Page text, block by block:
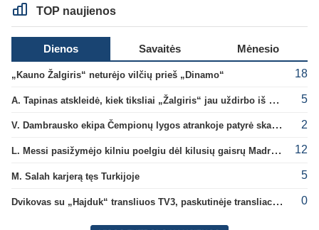
TOP naujienos
Dienos Savaitės Mėnesio
„Kauno Žalgiris“ neturėjo vilčių prieš „Dinamo“ 18
A. Tapinas atskleidė, kiek tiksliai „Žalgiris“ jau uždirbo iš UEFA premijų 5
V. Dambrausko ekipa Čempionų lygos atrankoje patyrė skaudžią nesėkmę 2
L. Messi pasižymėjo kilniu poelgiu dėl kilusių gaisrų Madride 12
M. Salah karjerą tęs Turkijoje 5
Dvikovas su „Hajduk“ transliuos TV3, paskutinėje transliacijoje – nauji rekordai 0